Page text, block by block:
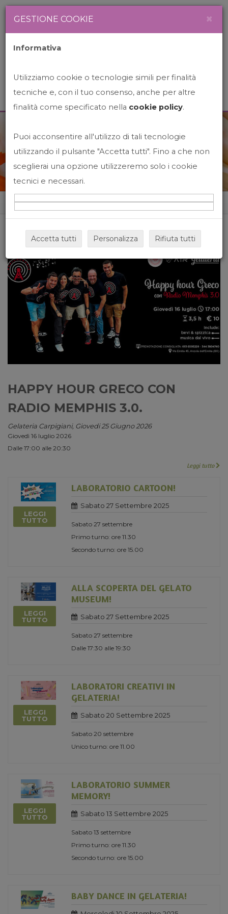
News&Events
Home News&events
HAPPY HOUR GRECO CON
RADIO MEMPHIS 3.0.
Gelateria Carpigiani, Giovedi 25 Giugno 2026
Giovedì 16 luglio 2026
Dalle 17:00 alle 20:30
Leggi tutto
LEGGI
TUTTO
LABORATORIO CARTOON!
Sabato 27 Settembre 2025
Sabato 27 settembre
Primo turno: ore 11.30
Secondo turno: ore 15.00
LEGGI
TUTTO
ALLA SCOPERTA DEL GELATO
MUSEUM!
Sabato 27 Settembre 2025
Sabato 27 settembre
Dalle 17:30 alle 19:30
LEGGI
TUTTO
LABORATORI CREATIVI IN
GELATERIA!
Sabato 20 Settembre 2025
Sabato 20 settembre
Unico turno: ore 11.00
LEGGI
TUTTO
LABORATORIO SUMMER
MEMORY!
Sabato 13 Settembre 2025
Sabato 13 settembre
Primo turno: ore 11.30
Secondo turno: ore 15.00
BABY DANCE IN GELATERIA!
GESTIONE COOKIE ×
Informativa
Utilizziamo cookie o tecnologie simili per finalità
tecniche e, con il tuo consenso, anche per altre
finalità come specificato nella cookie policy.
Puoi acconsentire all'utilizzo di tali tecnologie
utilizzando il pulsante "Accetta tutti". Fino a che non
sceglierai una opzione utilizzeremo solo i cookie
tecnici e necessari.
Accetta tutti Personalizza Rifiuta tutti